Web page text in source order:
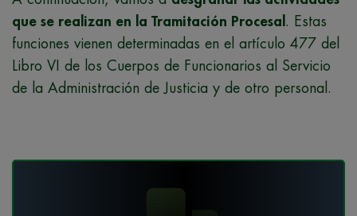
que se realizan en la Tramitación Procesal
. Estas
funciones vienen determinadas en el artículo 477 del
Libro VI de los Cuerpos de Funcionarios al Servicio
de la Administración de Justicia y de otro personal.